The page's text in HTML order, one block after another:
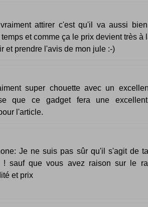
attirer c'est qu'il va aussi
temps et comme ça le prix devient très à
et prendre l'avis de mon jule :-)
super chouette avec un
que ce gadget fera une
l'article.
Je ne suis pas sûr qu'il s'agit de
! sauf que vous avez raison sur le
et prix